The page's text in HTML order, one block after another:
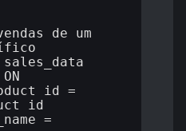
de um
sales_data
=
=